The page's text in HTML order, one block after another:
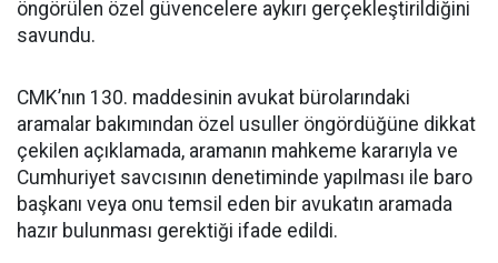
öngörülen özel güvencelere aykırı gerçekleştirildiğini
savundu.
CMK’nın 130. maddesinin avukat bürolarındaki
aramalar bakımından özel usuller öngördüğüne dikkat
çekilen açıklamada, aramanın mahkeme kararıyla ve
Cumhuriyet savcısının denetiminde yapılması ile baro
başkanı veya onu temsil eden bir avukatın aramada
hazır bulunması gerektiği ifade edildi.